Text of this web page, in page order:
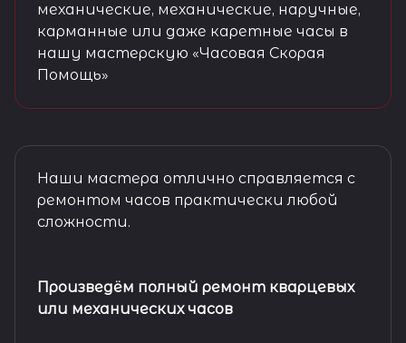
механические, механические, наручные,
карманные или даже каретные часы в
нашу мастерскую «Часовая Скорая
Помощь»
Наши мастера отлично справляется с
ремонтом часов практически любой
сложности.
Произведём полный ремонт кварцевых
или механических часов